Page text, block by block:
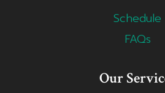
Schedule
FAQs
Our